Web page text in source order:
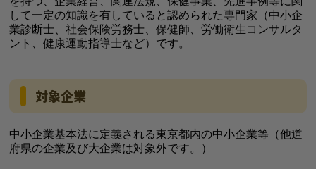
して一定の知識を有していると認められた専門家（中小企
業診断士、社会保険労務士、保健師、労働衛生コンサルタ
ント、健康運動指導士など）です。
対象企業
中小企業基本法に定義される東京都内の中小企業等（他道
府県の企業及び大企業は対象外です。）